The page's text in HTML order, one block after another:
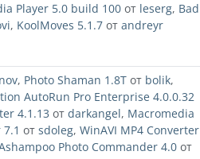
Player 5.0 build 100 от leserg, Bad
, KoolMoves 5.1.7 от andreyr
, Photo Shaman 1.8T от bolik,
AutoRun Pro Enterprise 4.0.0.32
4.1.13 от darkangel, Macromedia
от sdoleg, WinAVI MP4 Converter
Photo Commander 4.0 от